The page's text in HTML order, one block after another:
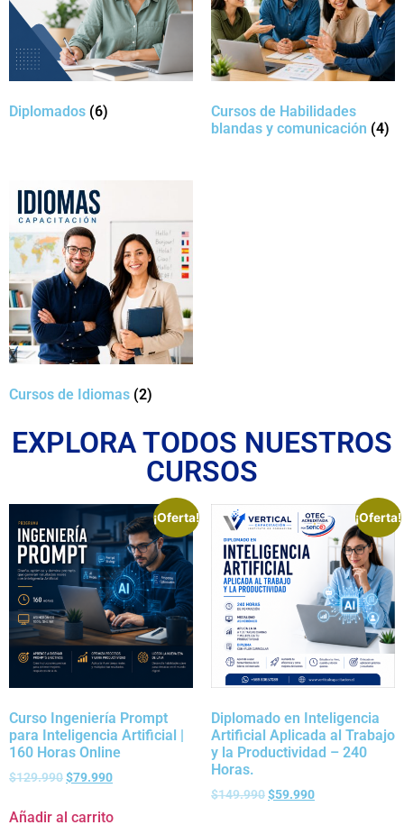
Diplomados (6)
Cursos de Habilidades
blandas y comunicación (4)
Cursos de Idiomas (2)
EXPLORA TODOS NUESTROS
CURSOS
¡Oferta!
Curso Ingeniería Prompt
para Inteligencia Artificial |
160 Horas Online
$129.990$79.990
Añadir al carrito
¡Oferta!
Diplomado en Inteligencia
Artificial Aplicada al Trabajo
y la Productividad – 240
Horas.
$149.990$59.990